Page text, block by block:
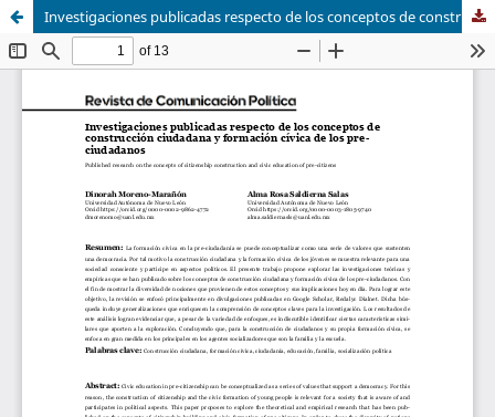
Investigaciones publicadas respecto de los conceptos de construcción ciudadana y formación cívica de los pre-ciudadanos